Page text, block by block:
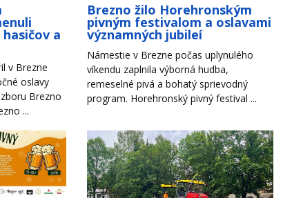
a
v Brezne
oslavy
Brezno
...
Brezno žilo Horehronským
pivným festivalom a oslavami
významných jubileí
Námestie v Brezne počas uplynulého
víkendu zaplnila výborná hudba,
remeselné pivá a bohatý sprievodný
program. Horehronský pivný festival ...